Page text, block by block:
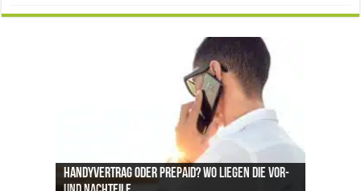
Handyvertrag oder Prepaid? Wo liegen die Vor-
Nachgefragt: Ist Gold eine geeignete
Büroeinrichtung und IT leasen: Hier liegen die
Pro & Kontra – künstliche Pflanzen vs. echte
Synthetische Kleidung – Vor- und Nachteile von